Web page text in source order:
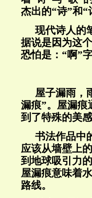
杰出的“诗”和“
现代诗人的
据说是因为这
恐怕是：“啊”
屋子漏雨，
漏痕”。屋漏痕
到了特殊的美
书法作品中
应该从墙壁上
到地球吸引力
屋漏痕意味着
路线。